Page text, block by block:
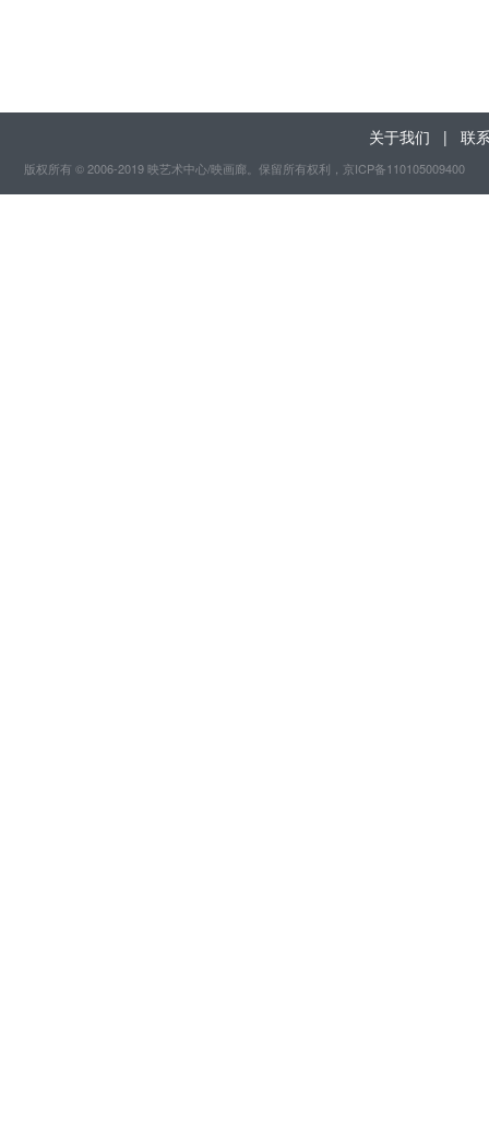
关于我们 | 联
版权所有 © 2006-2019 映艺术中心/映画廊。保留所有权利 ，京ICP备110105009400